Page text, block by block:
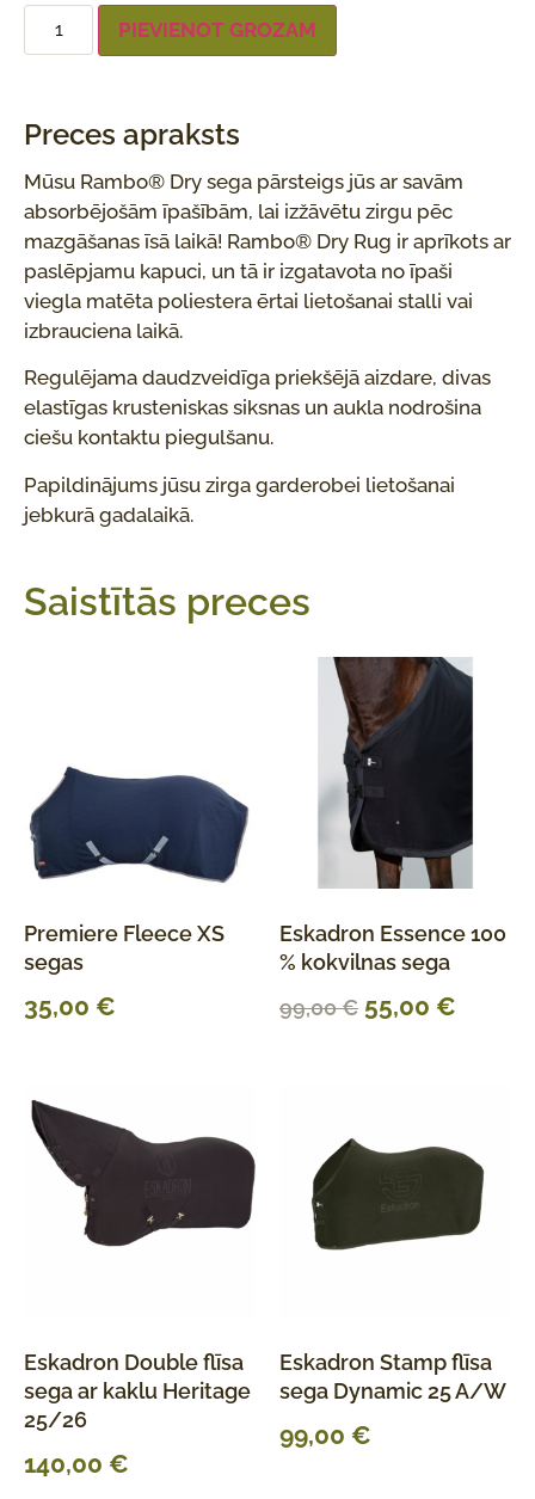
PIEVIENOT GROZAM
Preces apraksts
Mūsu Rambo® Dry sega pārsteigs jūs ar savām
absorbējošām īpašībām, lai izžāvētu zirgu pēc
mazgāšanas īsā laikā! Rambo® Dry Rug ir aprīkots ar
paslēpjamu kapuci, un tā ir izgatavota no īpaši
viegla matēta poliestera ērtai lietošanai stalli vai
izbrauciena laikā.
Regulējama daudzveidīga priekšējā aizdare, divas
elastīgas krusteniskas siksnas un aukla nodrošina
ciešu kontaktu piegulšanu.
Papildinājums jūsu zirga garderobei lietošanai
jebkurā gadalaikā.
Saistītās preces
Premiere Fleece XS
segas
35,00 €
Eskadron Essence 100
% kokvilnas sega
99,00€ 55,00 €
Eskadron Double flīsa
sega ar kaklu Heritage
25/26
140,00 €
Eskadron Stamp flīsa
sega Dynamic 25 A/W
99,00 €